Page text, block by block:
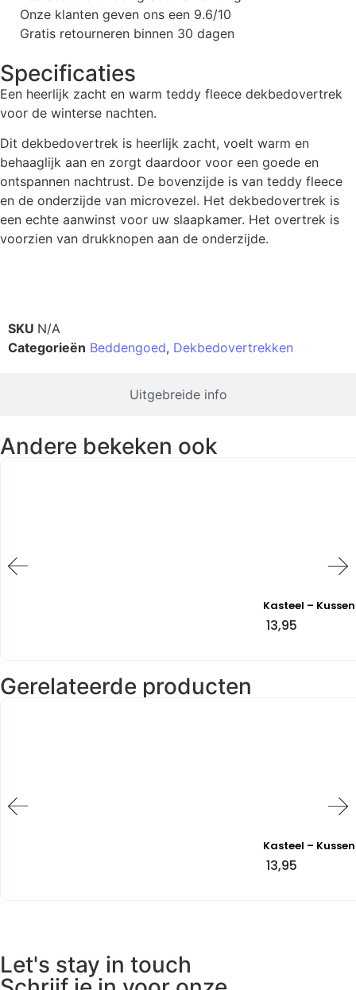
Onze klanten geven ons een 9.6/10
Gratis retourneren binnen 30 dagen
Specificaties
Een heerlijk zacht en warm teddy fleece dekbedovertrek
voor de winterse nachten.
Dit dekbedovertrek is heerlijk zacht, voelt warm en
behaaglijk aan en zorgt daardoor voor een goede en
ontspannen nachtrust. De bovenzijde is van teddy fleece
en de onderzijde van microvezel. Het dekbedovertrek is
een echte aanwinst voor uw slaapkamer. Het overtrek is
voorzien van drukknopen aan de onderzijde.
Uitgebreide info
SKU N/A
Categorieën Beddengoed, Dekbedovertrekken
Andere bekeken ook
Kasteel –
13,95
Gerelateerde producten
Kasteel –
13,95
Let's stay in touch